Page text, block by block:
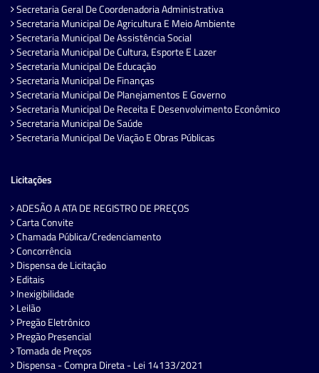
Secretaria Geral De Coordenadoria Administrativa
Secretaria Municipal De Agricultura E Meio Ambiente
Secretaria Municipal De Assistência Social
Secretaria Municipal De Cultura, Esporte E Lazer
Secretaria Municipal De Educação
Secretaria Municipal De Finanças
Secretaria Municipal De Planejamentos E Governo
Secretaria Municipal De Receita E Desenvolvimento Econômico
Secretaria Municipal De Saúde
Secretaria Municipal De Viação E Obras Públicas
Licitações
ADESÃO A ATA DE REGISTRO DE PREÇOS
Carta Convite
Chamada Pública/Credenciamento
Concorrência
Dispensa de Licitação
Editais
Inexigibilidade
Leilão
Pregão Eletrônico
Pregão Presencial
Tomada de Preços
Dispensa - Compra Direta - Lei 14133/2021